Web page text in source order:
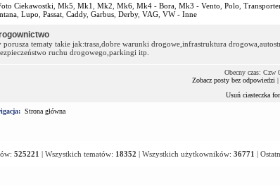
Ciekawostki Mk5 Mk1 Mk2 Mk6, Mk4 - Bora, Mk3 - Vento Polo
, Lupo Passat, Caddy, Garbus, Derby, VAG, VW - Inne
porusza tematy takie jak:trasa,dobre warunki drogowe,infrastruktura
ruchu drogowego,parkingi itp.
Obecny czas: Czw
Zobacz posty bez odpowiedzi |
Usuń ciasteczka
Strona główna
525221 | Wszystkich tematów: 18352 | Wszystkich użytkowników: 36771 |